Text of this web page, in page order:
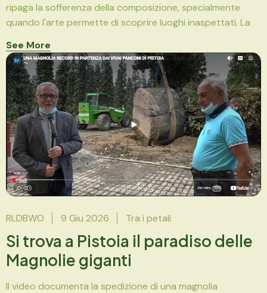
ripaga la sofferenza della composizione, specialmente
quando l'arte permette di scoprire luoghi inaspettati. La
See More
RLDBWO 9 Giu 2026 Tra i petali
Si trova a Pistoia il paradiso delle
Magnolie giganti
Il video documenta la spedizione di una magnolia